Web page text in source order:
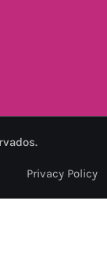
Privacy Policy